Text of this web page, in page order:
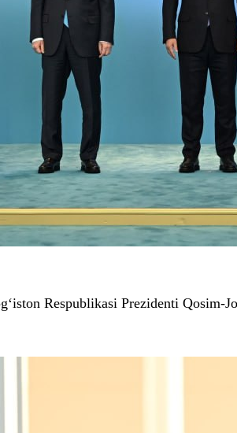
Respublikasi Prezidenti